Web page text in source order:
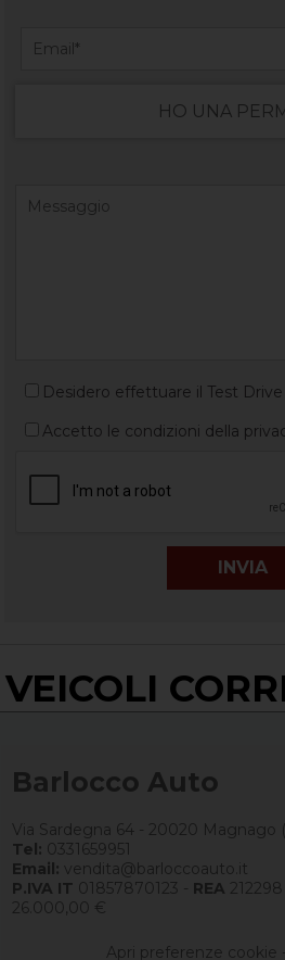
HO UNA
Desidero effettuare il Test Drive
Accetto le condizioni della
VEICOLI
Barlocco Auto
Via Sardegna 64 - 20020 Magnago
Tel: 0331659951
Email: vendita@barloccoauto.it
P.IVA IT 01857870123 - REA
26.000,00 €
Apri preferenze cookie -